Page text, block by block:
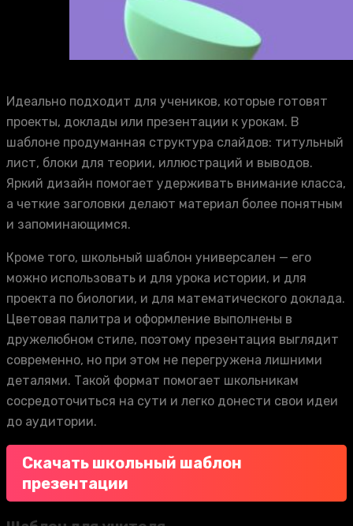
Идеально подходит для учеников, которые готовят
проекты, доклады или презентации к урокам. В
шаблоне продуманная структура слайдов: титульный
лист, блоки для теории, иллюстраций и выводов.
Яркий дизайн помогает удерживать внимание класса,
а четкие заголовки делают материал более понятным
и запоминающимся.
Кроме того, школьный шаблон универсален — его
можно использовать и для урока истории, и для
проекта по биологии, и для математического доклада.
Цветовая палитра и оформление выполнены в
дружелюбном стиле, поэтому презентация выглядит
современно, но при этом не перегружена лишними
деталями. Такой формат помогает школьникам
сосредоточиться на сути и легко донести свои идеи
до аудитории.
Скачать школьный шаблон
презентации